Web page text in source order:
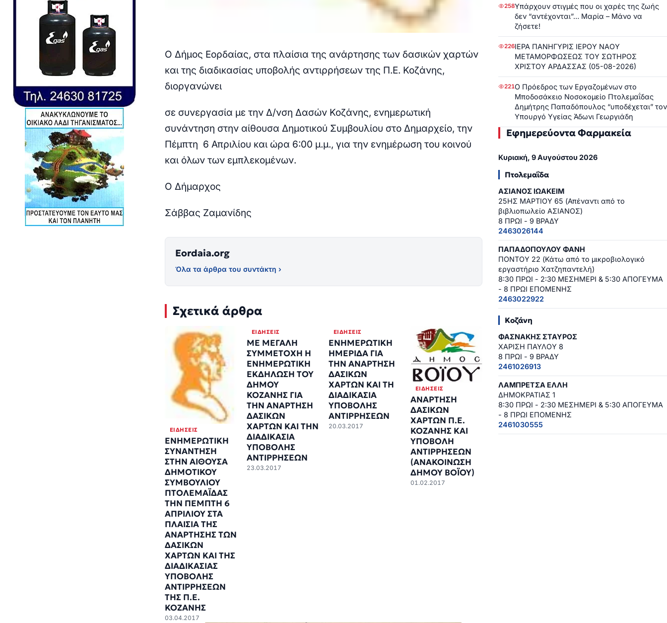
Ο Δήμος Εορδαίας, στα πλαίσια της ανάρτησης των δασικών χαρτών
και της διαδικασίας υποβολής αντιρρήσεων της Π.Ε. Κοζάνης,
διοργανώνει
σε συνεργασία με την Δ/νση Δασών Κοζάνης, ενημερωτική
συνάντηση στην αίθουσα Δημοτικού Συμβουλίου στο Δημαρχείο, την
Πέμπτη 6 Απριλίου και ώρα 6:00 μ.μ., για την ενημέρωση του κοινού
και όλων των εμπλεκομένων.
Ο Δήμαρχος
Σάββας Ζαμανίδης
Eordaia.org
Όλα τα άρθρα του συντάκτη ›
Σχετικά άρθρα
ΕΙΔΉΣΕΙΣ
ΕΝΗΜΕΡΩΤΙΚΗ
ΣΥΝΑΝΤΗΣΗ
ΣΤΗΝ ΑΙΘΟΥΣΑ
ΔΗΜΟΤΙΚΟΥ
ΣΥΜΒΟΥΛΙΟΥ
ΠΤΟΛΕΜΑΪΔΑΣ
ΤΗΝ ΠΕΜΠΤΗ 6
ΑΠΡΙΛΙΟΥ ΣΤΑ
ΠΛΑΙΣΙΑ ΤΗΣ
ΑΝΑΡΤΗΣΗΣ ΤΩΝ
ΔΑΣΙΚΩΝ
ΧΑΡΤΩΝ ΚΑΙ ΤΗΣ
ΔΙΑΔΙΚΑΣΙΑΣ
ΥΠΟΒΟΛΗΣ
ΑΝΤΙΡΡΗΣΕΩΝ
ΤΗΣ Π.Ε.
ΚΟΖΑΝΗΣ
03.04.2017
ΕΙΔΉΣΕΙΣ
ΜΕ ΜΕΓΑΛΗ
ΣΥΜΜΕΤΟΧΗ Η
ΕΝΗΜΕΡΩΤΙΚΗ
ΕΚΔΗΛΩΣΗ ΤΟΥ
ΔΗΜΟΥ
ΚΟΖΑΝΗΣ ΓΙΑ
ΤΗΝ ΑΝΑΡΤΗΣΗ
ΔΑΣΙΚΩΝ
ΧΑΡΤΩΝ ΚΑΙ ΤΗΝ
ΔΙΑΔΙΚΑΣΙΑ
ΥΠΟΒΟΛΗΣ
ΑΝΤΙΡΡΗΣΕΩΝ
23.03.2017
ΕΙΔΉΣΕΙΣ
ΕΝΗΜΕΡΩΤΙΚΗ
ΗΜΕΡΙΔΑ ΓΙΑ
ΤΗΝ ΑΝΑΡΤΗΣΗ
ΔΑΣΙΚΩΝ
ΧΑΡΤΩΝ ΚΑΙ ΤΗ
ΔΙΑΔΙΚΑΣΙΑ
ΥΠΟΒΟΛΗΣ
ΑΝΤΙΡΡΗΣΕΩΝ
20.03.2017
ΕΙΔΉΣΕΙΣ
ΑΝΑΡΤΗΣΗ
ΔΑΣΙΚΩΝ
ΧΑΡΤΩΝ Π.Ε.
ΚΟΖΑΝΗΣ ΚΑΙ
ΥΠΟΒΟΛΗ
ΑΝΤΙΡΡΗΣΕΩΝ
(ΑΝΑΚΟΙΝΩΣΗ
ΔΗΜΟΥ ΒΟΪΟΥ)
01.02.2017
258Υπάρχουν στιγμές που οι χαρές της ζωής
δεν “αντέχονται”… Μαρία – Μάνο να
ζήσετε!
226ΙΕΡΑ ΠΑΝΗΓΥΡΙΣ ΙΕΡΟΥ ΝΑΟΥ
ΜΕΤΑΜΟΡΦΩΣΕΩΣ ΤΟΥ ΣΩΤΗΡΟΣ
ΧΡΙΣΤΟΥ ΑΡΔΑΣΣΑΣ (05-08-2026)
221Ο Πρόεδρος των Εργαζομένων στο
Μποδοσάκειο Νοσοκομείο Πτολεμαΐδας
Δημήτρης Παπαδόπουλος “υποδέχεται” τον
Υπουργό Υγείας Άδωνι Γεωργιάδη
Εφημερεύοντα Φαρμακεία
Κυριακή, 9 Αυγούστου 2026
Πτολεμαΐδα
ΑΣΙΑΝΟΣ ΙΩΑΚΕΙΜ
25ΗΣ ΜΑΡΤΙΟΥ 65 (Απέναντι από το
βιβλιοπωλείο ΑΣΙΑΝΟΣ)
8 ΠΡΩΙ - 9 ΒΡΑΔΥ
2463026144
ΠΑΠΑΔΟΠΟΥΛΟΥ ΦΑΝΗ
ΠΟΝΤΟΥ 22 (Κάτω από το μικροβιολογικό
εργαστήριο Χατζηπαντελή)
8:30 ΠΡΩΙ - 2:30 ΜΕΣΗΜΕΡΙ & 5:30 ΑΠΟΓΕΥΜΑ
- 8 ΠΡΩΙ ΕΠΟΜΕΝΗΣ
2463022922
Κοζάνη
ΦΑΣΝΑΚΗΣ ΣΤΑΥΡΟΣ
ΧΑΡΙΣΗ ΠΑΥΛΟΥ 8
8 ΠΡΩΙ - 9 ΒΡΑΔΥ
2461026913
ΛΑΜΠΡΕΤΣΑ ΕΛΛΗ
ΔΗΜΟΚΡΑΤΙΑΣ 1
8:30 ΠΡΩΙ - 2:30 ΜΕΣΗΜΕΡΙ & 5:30 ΑΠΟΓΕΥΜΑ
- 8 ΠΡΩΙ ΕΠΟΜΕΝΗΣ
2461030555